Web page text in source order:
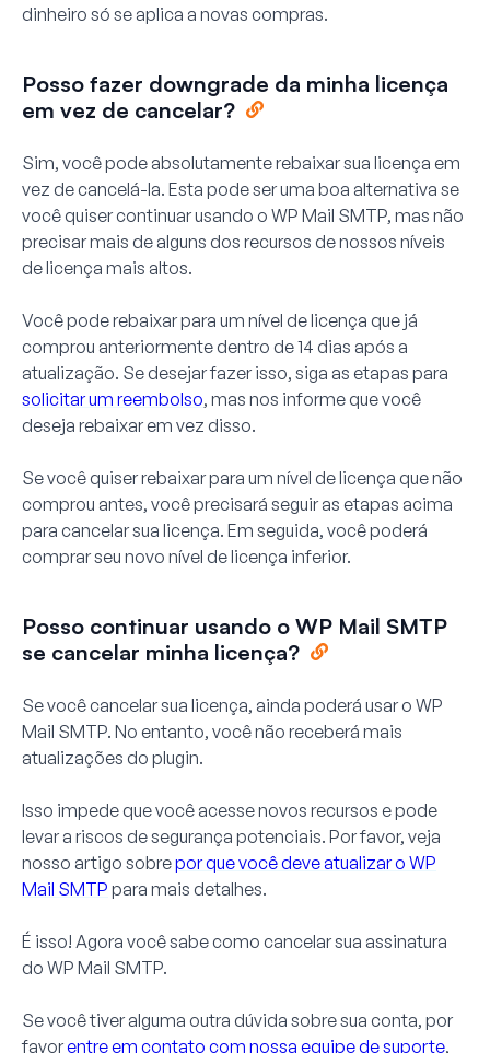
dinheiro só se aplica a novas compras.
Posso fazer downgrade da minha licença
em vez de cancelar?
Sim, você pode absolutamente rebaixar sua licença em
vez de cancelá-la. Esta pode ser uma boa alternativa se
você quiser continuar usando o WP Mail SMTP, mas não
precisar mais de alguns dos recursos de nossos níveis
de licença mais altos.
Você pode rebaixar para um nível de licença que já
comprou anteriormente dentro de 14 dias após a
atualização. Se desejar fazer isso, siga as etapas para
solicitar um reembolso, mas nos informe que você
deseja rebaixar em vez disso.
Se você quiser rebaixar para um nível de licença que não
comprou antes, você precisará seguir as etapas acima
para cancelar sua licença. Em seguida, você poderá
comprar seu novo nível de licença inferior.
Posso continuar usando o WP Mail SMTP
se cancelar minha licença?
Se você cancelar sua licença, ainda poderá usar o WP
Mail SMTP. No entanto, você não receberá mais
atualizações do plugin.
Isso impede que você acesse novos recursos e pode
levar a riscos de segurança potenciais. Por favor, veja
nosso artigo sobrepor que você deve atualizar o WP
Mail SMTP para mais detalhes.
É isso! Agora você sabe como cancelar sua assinatura
do WP Mail SMTP.
Se você tiver alguma outra dúvida sobre sua conta, por
favorentre em contato com nossa equipe de suporte,